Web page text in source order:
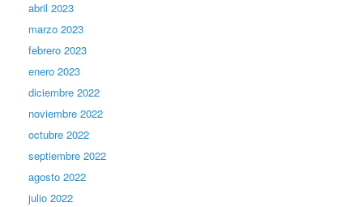
abril 2023
marzo 2023
febrero 2023
enero 2023
diciembre 2022
noviembre 2022
octubre 2022
septiembre 2022
agosto 2022
julio 2022